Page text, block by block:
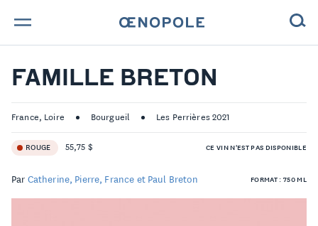
TROUVE TA BOUTEILLE !
NOS ENGAGEMENTS
MAGAZINE
NOS VINS
FAMILLE BRETON
France, Loire Bourgueil Les Perrières 2021
ROUGE 55,75 $ CE VIN N'EST PAS DISPONIBLE
Par Catherine, Pierre, France et Paul Breton FORMAT : 750 ML